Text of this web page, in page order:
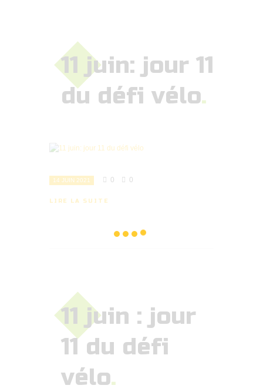
11 juin: jour 11
du défi vélo
14 JUIN 2021 0 0
LIRE LA SUITE
11 juin : jour
11 du défi
vélo